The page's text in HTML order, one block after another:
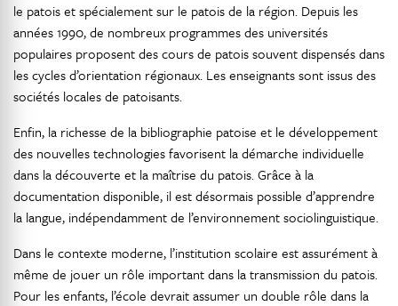
le patois et spécialement sur le patois de la région. Depuis les
années 1990, de nombreux programmes des universités
populaires proposent des cours de patois souvent dispensés dans
les cycles d’orientation régionaux. Les enseignants sont issus des
sociétés locales de patoisants.
Enfin, la richesse de la bibliographie patoise et le développement
des nouvelles technologies favorisent la démarche individuelle
dans la découverte et la maîtrise du patois. Grâce à la
documentation disponible, il est désormais possible d’apprendre
la langue, indépendamment de l’environnement sociolinguistique.
Dans le contexte moderne, l’institution scolaire est assurément à
même de jouer un rôle important dans la transmission du patois.
Pour les enfants, l’école devrait assumer un double rôle dans la